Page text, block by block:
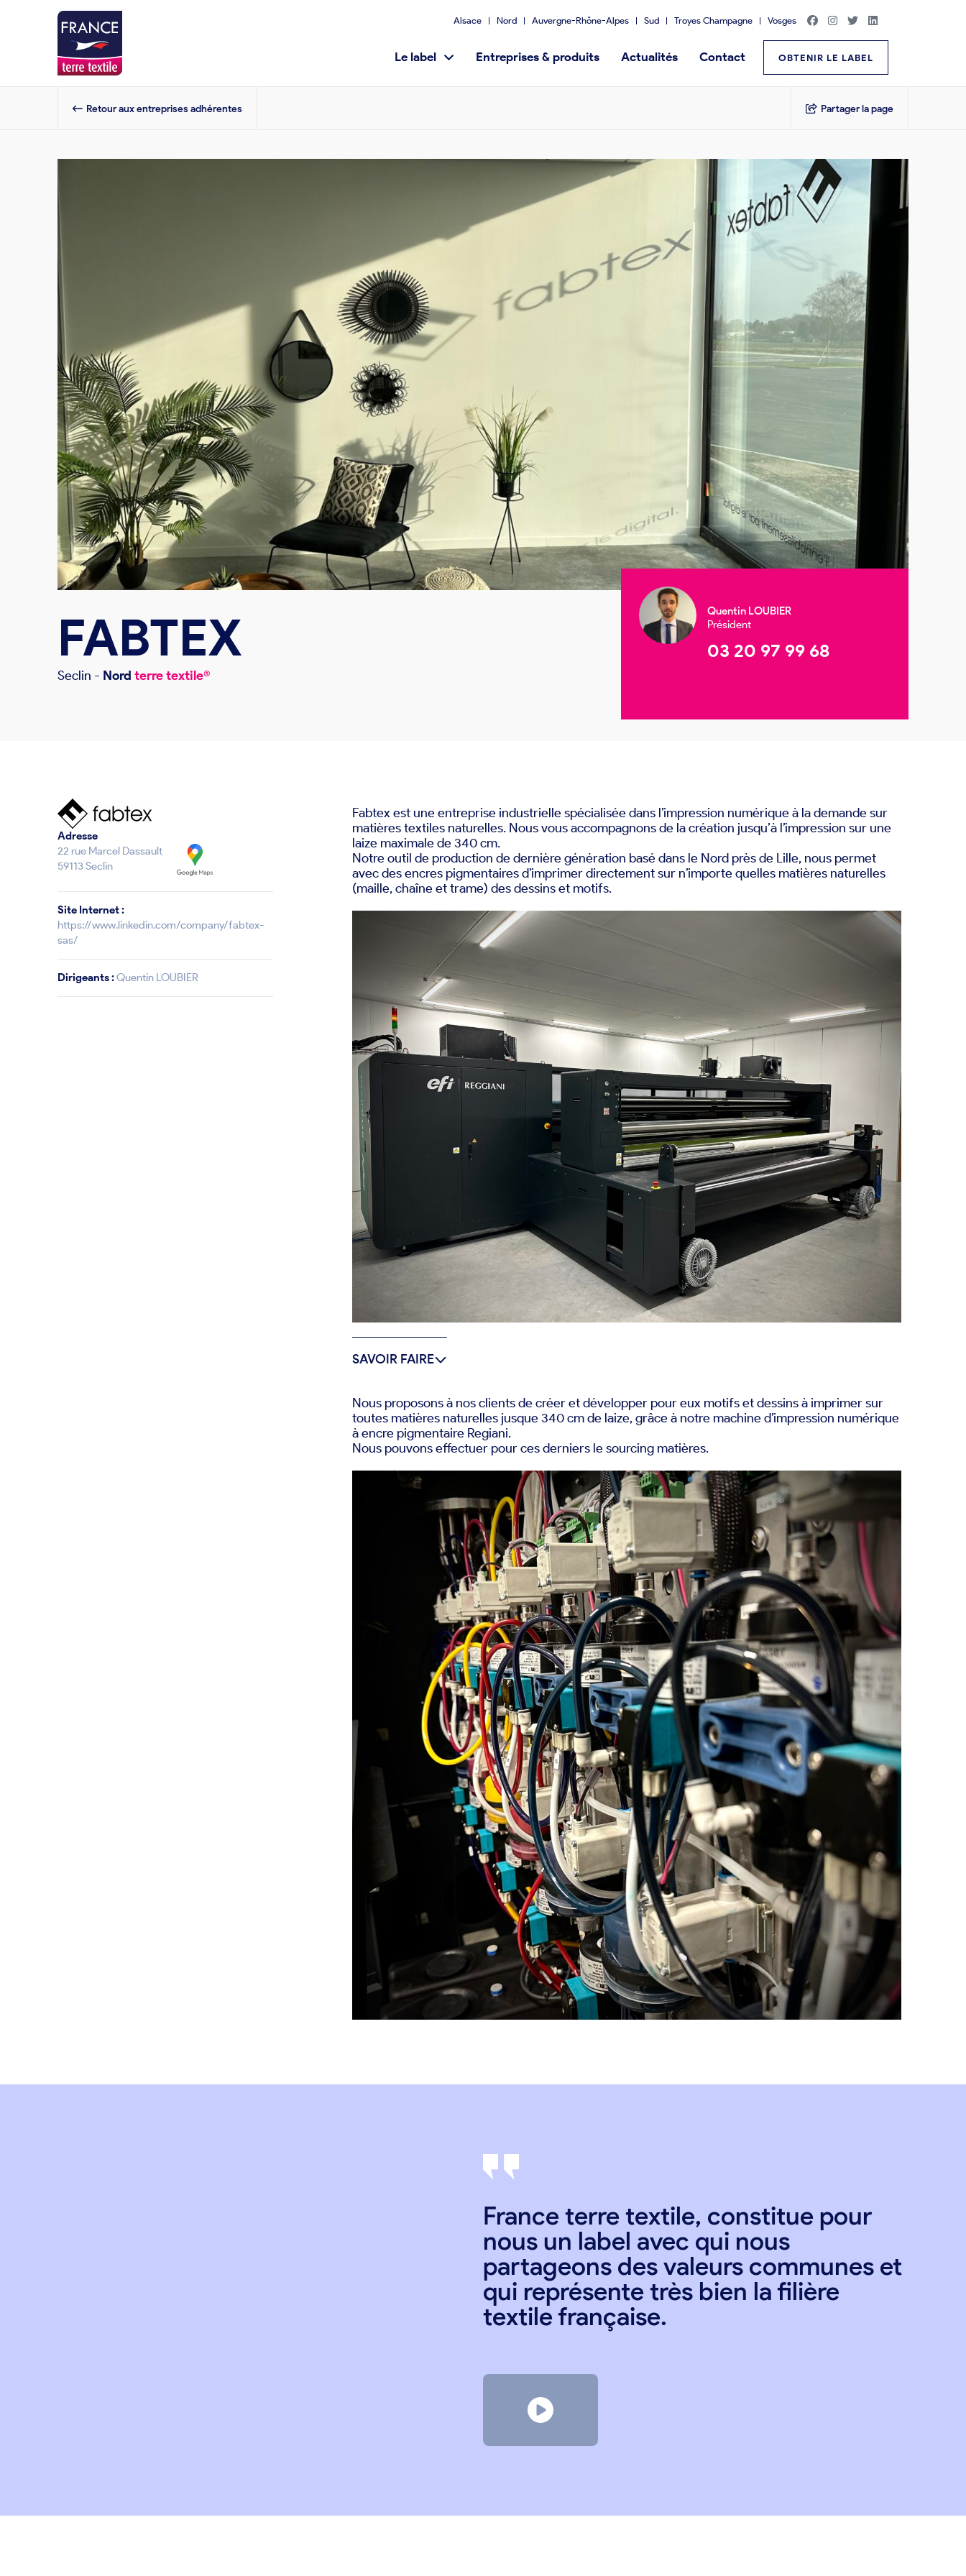
Alsace Nord Auvergne-Rhône-Alpes Sud Troyes Champagne Vosges
Le label Entreprises & produits Actualités Contact OBTENIR LE LABEL
Retour aux entreprises adhérentes Partager la page
FABTEX
Seclin - Nord terre textile®
Quentin LOUBIER
Président
03 20 97 99 68
Adresse
22 rue Marcel Dassault
59113 Seclin
Site Internet :
https://www.linkedin.com/company/fabtex-
sas/
Dirigeants :Quentin LOUBIER
Fabtex est une entreprise industrielle spécialisée dans l’impression numérique à la demande sur
matières textiles naturelles. Nous vous accompagnons de la création jusqu’à l’impression sur une
laize maximale de 340 cm.
Notre outil de production de dernière génération basé dans le Nord près de Lille, nous permet
avec des encres pigmentaires d’imprimer directement sur n’importe quelles matières naturelles
(maille, chaîne et trame) des dessins et motifs.
SAVOIR FAIRE
Nous proposons à nos clients de créer et développer pour eux motifs et dessins à imprimersur
toutes matières naturelles jusque 340 cm de laize, grâce à notre machine d’impression numérique
à encre pigmentaire Regiani.
Nous pouvons effectuer pour ces derniers le sourcing matières.
France terre textile, constitue pour
nous un label avec qui nous
partageons des valeurs communes et
qui représente très bien la filière
textile française.